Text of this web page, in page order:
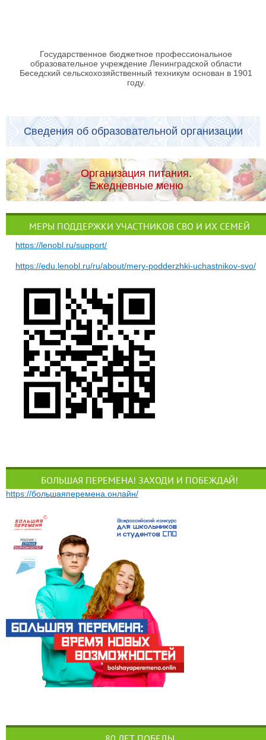
Государственное бюджетное профессиональное
образовательное учреждение Ленинградской области
Беседский сельскохозяйственный техникум основан в 1901
году.
Сведения об образовательной организации
Организация питания.
Ежедневные меню
МЕРЫ ПОДДЕРЖКИ УЧАСТНИКОВ СВО И ИХ СЕМЕЙ
https://lenobl.ru/support/
https://edu.lenobl.ru/ru/about/mery-podderzhki-uchastnikov-svo/
БОЛЬШАЯ ПЕРЕМЕНА! ЗАХОДИ И ПОБЕЖДАЙ!
https://большаяперемена.онлайн/